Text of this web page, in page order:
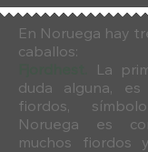
En Noruega hay
caballos:
La
duda alguna,
fiordos,
Noruega es
muchos fiordos